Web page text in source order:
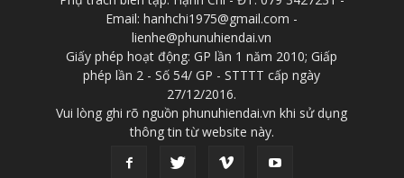
Email: hanhchi1975@gmail.com -
lienhe@phunuhiendai.vn
Giấy phép hoạt động: GP lần 1 năm 2010; Giấp
phép lần 2 - Số 54/ GP - STTTT cấp ngày
27/12/2016.
Vui lòng ghi rõ nguồn phunuhiendai.vn khi sử dụng
thông tin từ website này.